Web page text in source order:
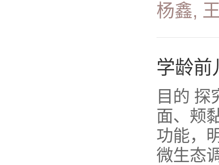
杨鑫,
学龄前
目的 探
面、颊
功能，
微生态